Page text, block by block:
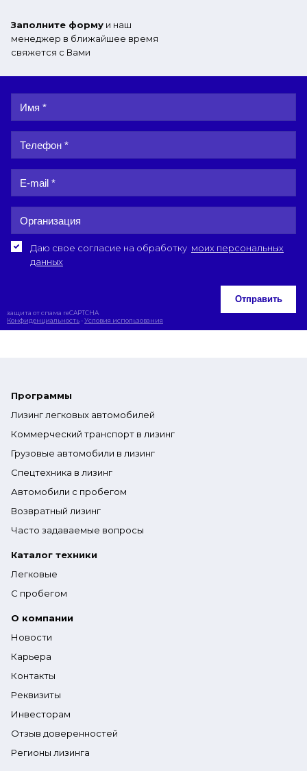
Заполните форму и наш
менеджер в ближайшее время
свяжется с Вами
Даю свое согласие на обработку моих персональных
данных
Отправить
защита от спама reCAPTCHA
Конфиденциальность-Условия использования
Программы
Лизинг легковых автомобилей
Коммерческий транспорт в лизинг
Грузовые автомобили в лизинг
Спецтехника в лизинг
Автомобили с пробегом
Возвратный лизинг
Часто задаваемые вопросы
Каталог техники
Легковые
С пробегом
О компании
Новости
Карьера
Контакты
Реквизиты
Инвесторам
Отзыв доверенностей
Регионы лизинга